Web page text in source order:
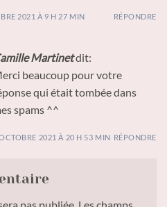
2021 À 9 H 27 MIN RÉPONDRE
Martinetdit:
beaucoup pour votre
qui était tombée dans
spams ^^
2021 À 20 H 53 MIN RÉPONDRE